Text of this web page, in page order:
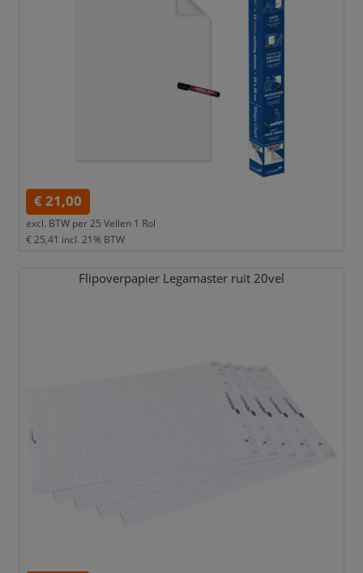
€ 21,00
excl. BTW per 25 Vellen 1 Rol
€ 25,41 incl. 21% BTW
Flipoverpapier Legamaster ruit 20vel